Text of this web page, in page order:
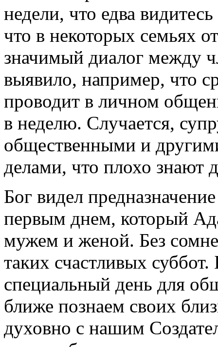
недели, что едва
что в некоторых семьях
значимый диалог между
выявило, например, что
проводит в личном
в неделю. Случается,
общественными и
делами, что плохо знают
Бог видел
первым днем, который
мужем и женой. Без
таких счастливых суббот.
специальный день для
ближе познаем своих
духовно с нашим